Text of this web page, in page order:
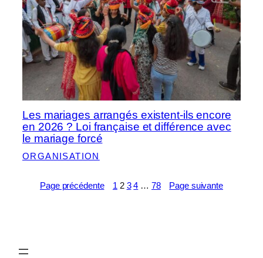
Les mariages arrangés existent-ils encore
en 2026 ? Loi française et différence avec
le mariage forcé
ORGANISATION
Page précédente 1 2 3 4 … 78 Page suivante